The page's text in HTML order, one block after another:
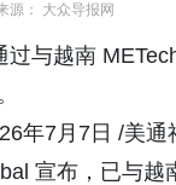
： 大众导报网
过与越南
年7月7日 /美
宣布，已与